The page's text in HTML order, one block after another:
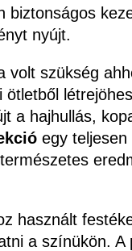
biztonságos
nyújt.
volt szükség
a hajhullás,
egy
használt
a színükön. A